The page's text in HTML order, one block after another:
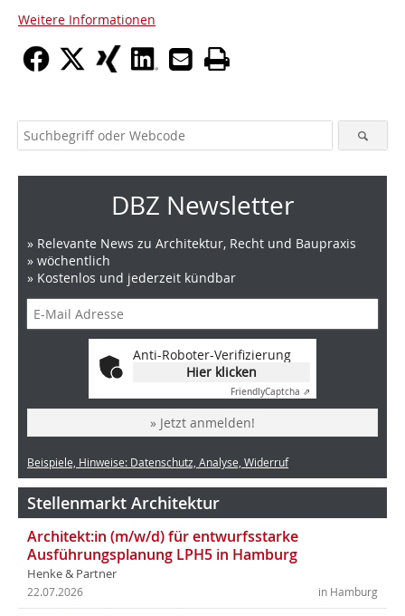
Weitere Informationen
DBZ Newsletter
» Relevante News zu Architektur, Recht und Baupraxis
» wöchentlich
» Kostenlos und jederzeit kündbar
Anti-Roboter-Verifizierung
Hier klicken
FriendlyCaptcha ⇗
» Jetzt anmelden!
Beispiele, Hinweise: Datenschutz, Analyse, Widerruf
Stellenmarkt Architektur
Architekt:in (m/w/d) für entwurfsstarke
Ausführungsplanung LPH5 in Hamburg
Henke & Partner
in Hamburg
22.07.2026